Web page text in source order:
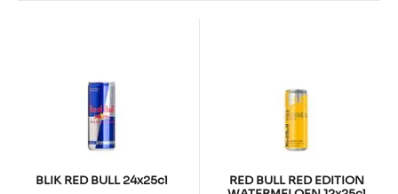
BLIK RED BULL 24x25cl
RED BULL RED EDITION